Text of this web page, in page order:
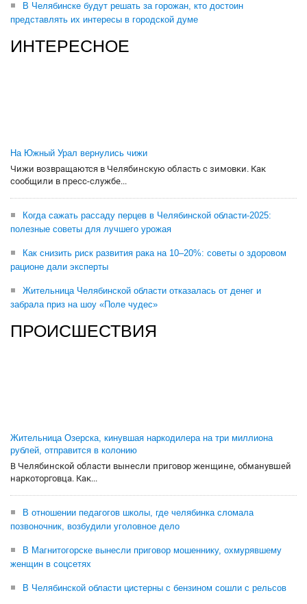
В Челябинске будут решать за горожан, кто достоин
представлять их интересы в городской думе
ИНТЕРЕСНОЕ
На Южный Урал вернулись чижи
Чижи возвращаются в Челябинскую область с зимовки. Как
сообщили в пресс-службе...
Когда сажать рассаду перцев в Челябинской области-2025:
полезные советы для лучшего урожая
Как снизить риск развития рака на 10–20%: советы о здоровом
рационе дали эксперты
Жительница Челябинской области отказалась от денег и
забрала приз на шоу «Поле чудес»
ПРОИСШЕСТВИЯ
Жительница Озерска, кинувшая наркодилера на три миллиона
рублей, отправится в колонию
В Челябинской области вынесли приговор женщине, обманувшей
наркоторговца. Как...
В отношении педагогов школы, где челябинка сломала
позвоночник, возбудили уголовное дело
В Магнитогорске вынесли приговор мошеннику, охмурявшему
женщин в соцсетях
В Челябинской области цистерны с бензином сошли с рельсов